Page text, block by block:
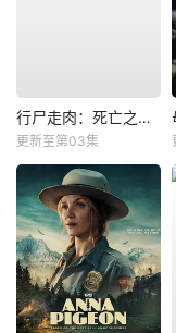
行尸走肉：死亡之城第三季
更新至第03集